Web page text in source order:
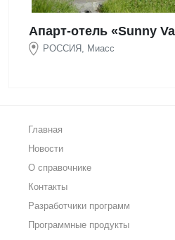
Апарт-отель «Sunny
РОССИЯ, Миасс
Главная
Новости
О справочнике
Контакты
Разработчики программ
Программные продукты